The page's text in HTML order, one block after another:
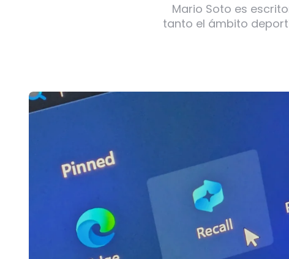
Mario Soto es
tanto el ámbito
Post
navigation